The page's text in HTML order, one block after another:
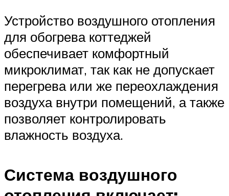
Устройство воздушного отопления
для обогрева коттеджей
обеспечивает комфортный
микроклимат, так как не допускает
перегрева или же переохлаждения
воздуха внутри помещений, а также
позволяет контролировать
влажность воздуха.
Система воздушного